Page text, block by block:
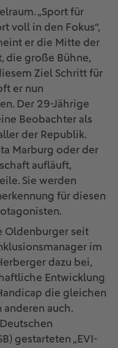
„Sport für
voll in den Fokus“,
er die Mitte der
die große Bühne,
Ziel Schritt für
er nun
Der 29-Jährige
Beobachter als
der Republik.
Marburg oder der
aufläuft,
Sie werden
für diesen
Oldenburger seit
im
dazu bei,
Entwicklung
die gleichen
anderen auch.
gestarteten „EVI-